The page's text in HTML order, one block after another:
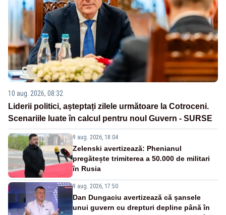
10 aug. 2026, 08:32
Liderii politici, așteptați zilele următoare la Cotroceni.
Scenariile luate în calcul pentru noul Guvern - SURSE
9 aug. 2026, 18:04
Zelenski avertizează: Phenianul
pregătește trimiterea a 50.000 de militari
în Rusia
9 aug. 2026, 17:50
Dan Dungaciu avertizează că șansele
unui guvern cu drepturi depline până în